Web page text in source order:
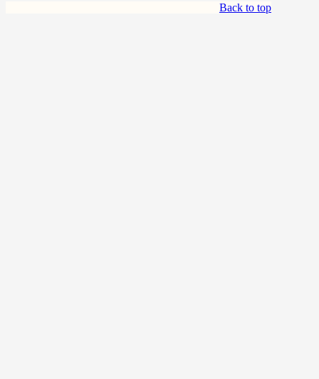
Back to top